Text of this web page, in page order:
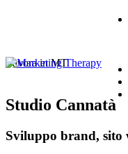
Lavora in MT
Studio Cannatà
Sviluppo brand, sito